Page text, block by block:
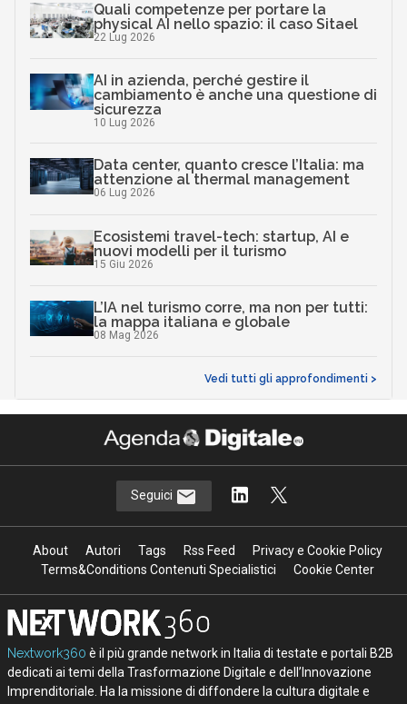
Quali competenze per portare la
physical AI nello spazio: il caso Sitael
22 Lug 2026
AI in azienda, perché gestire il
cambiamento è anche una questione di
sicurezza
10 Lug 2026
Data center, quanto cresce l’Italia: ma
attenzione al thermal management
06 Lug 2026
Ecosistemi travel-tech: startup, AI e
nuovi modelli per il turismo
15 Giu 2026
L’IA nel turismo corre, ma non per tutti:
la mappa italiana e globale
08 Mag 2026
Vedi tutti gli approfondimenti >
Seguici
About Autori Tags Rss Feed
Privacy e Cookie Policy
Terms&Conditions Contenuti Specialistici
Cookie Center
Nextwork360 è il più grande network in Italia di testate e portali B2B
dedicati ai temi della Trasformazione Digitale e dell’Innovazione
Imprenditoriale. Ha la missione di diffondere la cultura digitale e